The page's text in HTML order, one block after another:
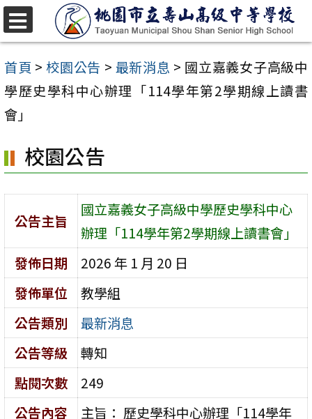
跳
至
主
要
內
區
首頁 > 校園公告 > 最新消息 > 國立嘉義女子高級中
學歷史學科中心辦理「114學年第2學期線上讀書
會」
校園公告
公告主旨
國立嘉義女子高級中學歷史學科中心
辦理「114學年第2學期線上讀書會」
發佈日期
2026 年 1 月 20 日
發佈單位
教學組
公告類別
最新消息
公告等級
轉知
點閱次數
249
公告內容
主旨： 歷史學科中心辦理「114學年
選
單